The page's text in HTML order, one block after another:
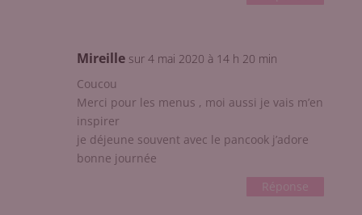
Mireille sur 4 mai 2020 à 14 h 20 min
Coucou
Merci pour les menus , moi aussi je vais m’en
inspirer
je déjeune souvent avec le pancook j’adore
bonne journée
Réponse